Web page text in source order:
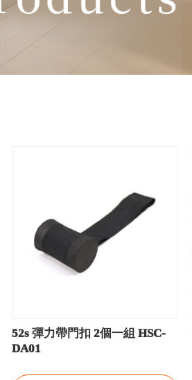
52s 彈力帶門扣 2個一組 HSC-
DA01